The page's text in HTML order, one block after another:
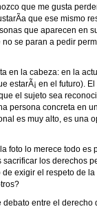
que me gusta
que ese mismo
que aparecen en
se paran a pedir
en la cabeza: en la
estarÃ¡ en el futuro).
el sujeto sea
persona concreta en
es muy alto, es una
foto lo merece todo es
los derechos
de exigir el respeto de
entre el derecho